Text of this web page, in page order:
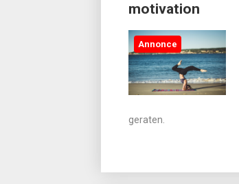
motivation
Annonce
geraten.